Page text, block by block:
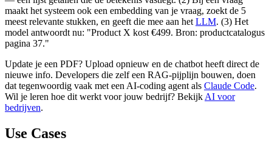
maakt het systeem ook een embedding van je vraag, zoekt de 5
meest relevante stukken, en geeft die mee aan het LLM. (3) Het
model antwoordt nu: "Product X kost €499. Bron: productcatalogus
pagina 37."
Update je een PDF? Upload opnieuw en de chatbot heeft direct de
nieuwe info. Developers die zelf een RAG-pijplijn bouwen, doen
dat tegenwoordig vaak met een AI-coding agent als Claude Code.
Wil je leren hoe dit werkt voor jouw bedrijf? Bekijk AI voor
bedrijven.
Use Cases